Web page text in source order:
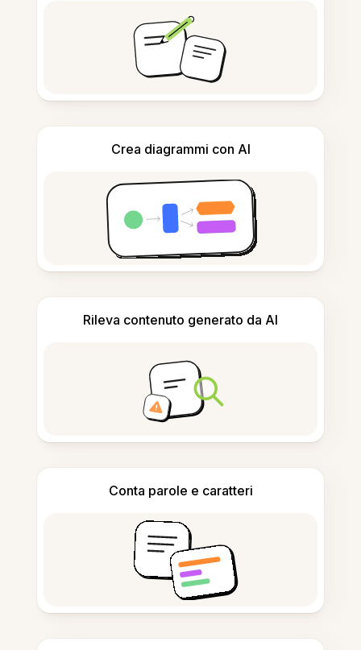
Crea diagrammi con AI
Rileva contenuto generato da AI
Conta parole e caratteri